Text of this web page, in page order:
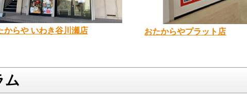
からや いわき谷川瀬店 おたからやプラット店
ム